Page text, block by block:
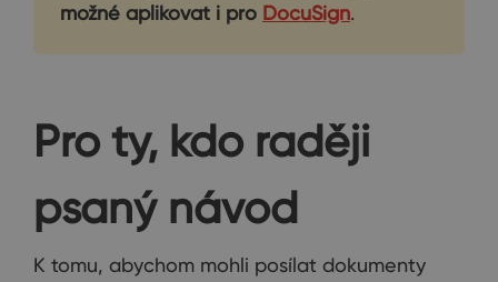
možné aplikovat i pro DocuSign.
Pro ty, kdo raději
psaný návod
K tomu, abychom mohli posílat dokumenty